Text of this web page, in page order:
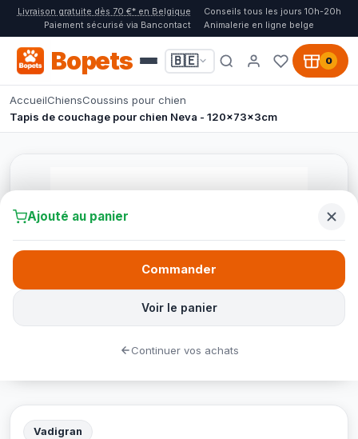
Livraison gratuite dès 70 €* en Belgique
Conseils tous les jours 10h-20h
Paiement sécurisé via Bancontact
Animalerie en ligne belge
Bopets 🇧🇪 0
AccueilChiensCoussins pour chien
Tapis de couchage pour chien Neva - 120x73x3cm
Vadigran
Ajouté au panier
Voir le panier
Commander
Continuer vos achats